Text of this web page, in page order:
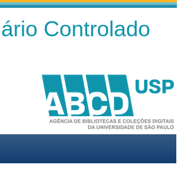
Controlado